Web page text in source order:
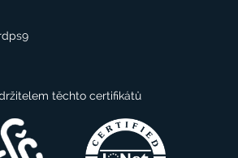
těchto certifikátů